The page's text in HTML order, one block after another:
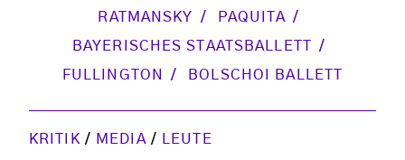
RATMANSKY
PAQUITA
BAYERISCHES STAATSBALLETT
FULLINGTON
BOLSCHOI BALLETT
KRITIK / MEDIA / LEUTE